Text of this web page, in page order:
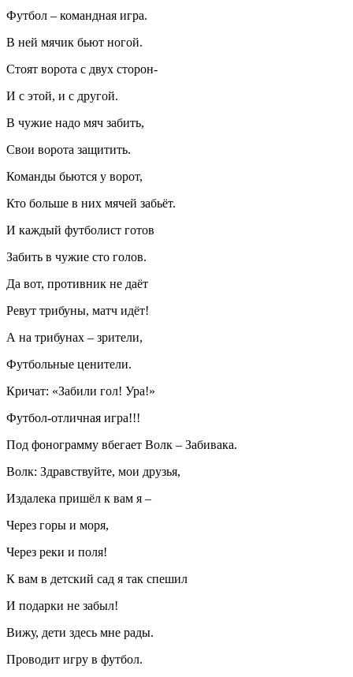
Футбол – командная игра.
В ней мячик бьют ногой.
Стоят ворота с двух сторон-
И с этой, и с другой.
В чужие надо мяч забить,
Свои ворота защитить.
Команды бьются у ворот,
Кто больше в них мячей забьёт.
И каждый футболист готов
Забить в чужие сто голов.
Да вот, противник не даёт
Ревут трибуны, матч идёт!
А на трибунах – зрители,
Футбольные ценители.
Кричат: «Забили гол! Ура!»
Футбол-отличная игра!!!
Под фонограмму вбегает Волк – Забивака.
Волк: Здравствуйте, мои друзья,
Издалека пришёл к вам я –
Через горы и моря,
Через реки и поля!
К вам в детский сад я так спешил
И подарки не забыл!
Вижу, дети здесь мне рады.
Проводит игру в футбол.